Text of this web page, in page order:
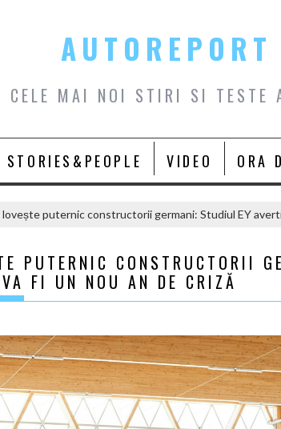
AUTOREPORT
CELE MAI NOI STIRI SI TESTE
STORIES&PEOPLE VIDEO ORA
puternic constructorii germani: Studiul EY
PUTERNIC CONSTRUCTORII
FI UN NOU AN DE CRIZĂ